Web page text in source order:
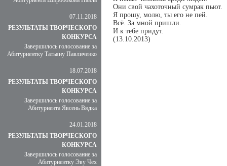
07.11.2018
РЕЗУЛЬТАТЫ ТВОРЧЕСКОГО
КОНКУРСА
Завершилось голосование за
Абитуриентку Татьяну Павличенко
18.07.2018
РЕЗУЛЬТАТЫ ТВОРЧЕСКОГО
КОНКУРСА
Завершилось голосование за
Абитуриента Явсень Вядка
24.01.2018
РЕЗУЛЬТАТЫ ТВОРЧЕСКОГО
КОНКУРСА
Завершилось голосование за
Абитуриентку Эву Чех
Они свой чахоточный сумрак пьют.
Я прошу, молю, ты его не пей.
Всё. За мной пришли.
И к тебе придут.
(13.10.2013)